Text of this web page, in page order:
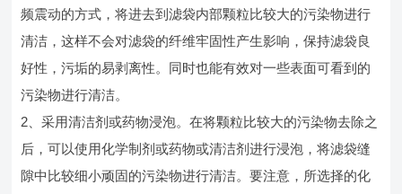
频震动的方式，将进去到滤袋内部颗粒比较大的污染物进行
清洁，这样不会对滤袋的纤维牢固性产生影响，保持滤袋良
好性，污垢的易剥离性。同时也能有效对一些表面可看到的
污染物进行清洁。
2、采用清洁剂或药物浸泡。在将颗粒比较大的污染物去除之
后，可以使用化学制剂或药物或清洁剂进行浸泡，将滤袋缝
隙中比较细小顽固的污染物进行清洁。要注意，所选择的化